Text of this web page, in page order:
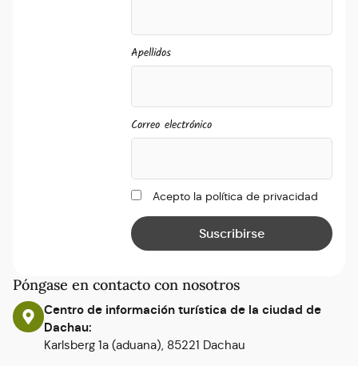
Póngase en contacto con nosotros
Centro de información turística de la ciudad de
Dachau:
Karlsberg 1a (aduana), 85221 Dachau
Apellidos
Correo electrónico
Acepto la política de privacidad